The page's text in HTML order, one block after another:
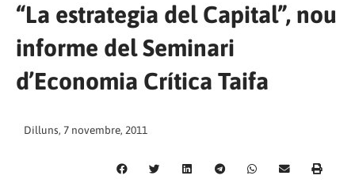
“La estrategia del Capital”, nou
informe del Seminari
d’Economia Crítica Taifa
Dilluns, 7 novembre, 2011